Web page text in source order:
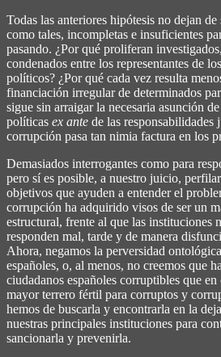
Todas las anteriores hipótesis no dejan
como tales, incompletas e insuficientes
pasando. ¿Por qué proliferan
condenados entre los representantes de
políticos? ¿Por qué cada vez resulta
financiación irregular de determinados
sigue sin arraigar la necesaria asunción
políticas ex ante de las responsabilidades
corrupción pasa tan nimia factura en los
Demasiados interrogantes como para
pero sí es posible, a nuestro juicio,
objetivos que ayuden a entender el
corrupción ha adquirido visos de ser un
estructural, frente al que las instituciones
responden mal, tarde y de manera
Ahora, negamos la perversidad
españoles, o, al menos, no creemos que
ciudadanos españoles corruptibles que
mayor terrero fértil para corruptos y
hemos de buscarla y encontrarla en la
nuestras principales instituciones para
sancionarla y prevenirla.